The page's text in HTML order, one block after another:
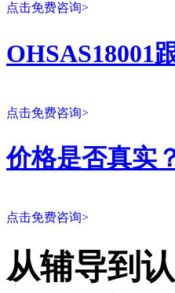
点击免费咨询>
OHSAS18001
点击免费咨询>
价格是否真实
点击免费咨询>
从辅导到